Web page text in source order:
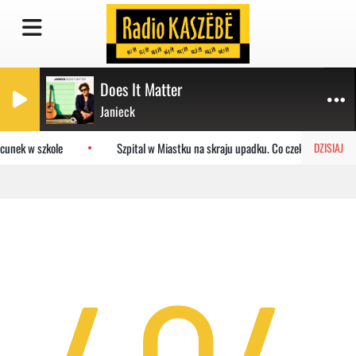
Does It Matter
Janieck
DZISIAJ
w szkole Szpital w Miastku na skraju upadku. Co czeka placówkę?